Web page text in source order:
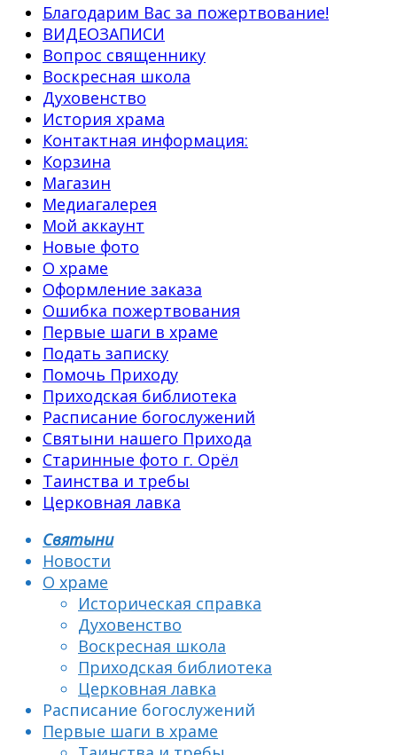
Благодарим Вас за пожертвование!
ВИДЕОЗАПИСИ
Вопрос священнику
Воскресная школа
Духовенство
История храма
Контактная информация:
Корзина
Магазин
Медиагалерея
Мой аккаунт
Новые фото
О храме
Оформление заказа
Ошибка пожертвования
Первые шаги в храме
Подать записку
Помочь Приходу
Приходская библиотека
Расписание богослужений
Святыни нашего Прихода
Старинные фото г. Орёл
Таинства и требы
Церковная лавка
Святыни
Новости
О храме
Историческая справка
Духовенство
Воскресная школа
Приходская библиотека
Церковная лавка
Расписание богослужений
Первые шаги в храме